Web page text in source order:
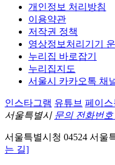
개인정보 처리방침
이용약관
저작권 정책
영상정보처리기기
누리집 바로잡기
누리집지도
서울시 카카오톡 채
인스타그램 유튜브 페이스
서울특별시 문의 전화번
서울특별시청 04524 서울
는 길]